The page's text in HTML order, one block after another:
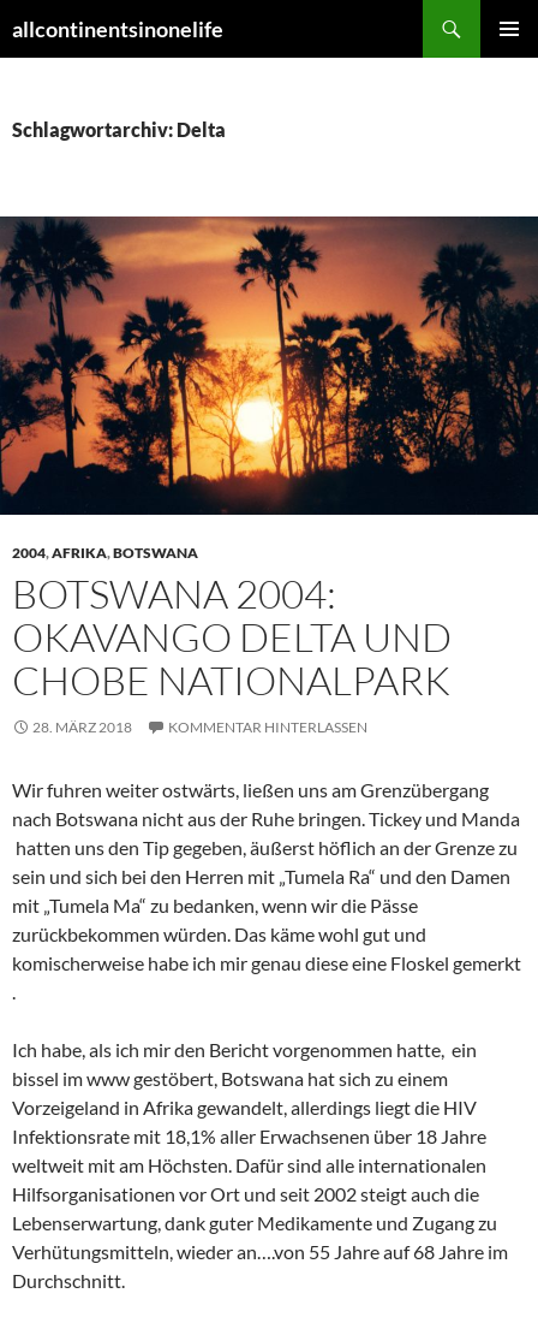
Inhalt
allcontinentsinonelife
Schlagwortarchiv: Delta
2004,AFRIKA,BOTSWANA
BOTSWANA 2004:
OKAVANGO DELTA UND
CHOBE NATIONALPARK
28. MÄRZ 2018 KOMMENTAR HINTERLASSEN
Wir fuhren weiter ostwärts, ließen uns am Grenzübergang
nach Botswana nicht aus der Ruhe bringen. Tickey und Manda
hatten uns den Tip gegeben, äußerst höflich an der Grenze zu
sein und sich bei den Herren mit „Tumela Ra“ und den Damen
mit „Tumela Ma“ zu bedanken, wenn wir die Pässe
zurückbekommen würden. Das käme wohl gut und
komischerweise habe ich mir genau diese eine Floskel gemerkt
.
Ich habe, als ich mir den Bericht vorgenommen hatte, ein
bissel im www gestöbert, Botswana hat sich zu einem
Vorzeigeland in Afrika gewandelt, allerdings liegt die HIV
Infektionsrate mit 18,1% aller Erwachsenen über 18 Jahre
weltweit mit am Höchsten. Dafür sind alle internationalen
Hilfsorganisationen vor Ort und seit 2002 steigt auch die
Lebenserwartung, dank guter Medikamente und Zugang zu
Verhütungsmitteln, wieder an….von 55 Jahre auf 68 Jahre im
Durchschnitt.